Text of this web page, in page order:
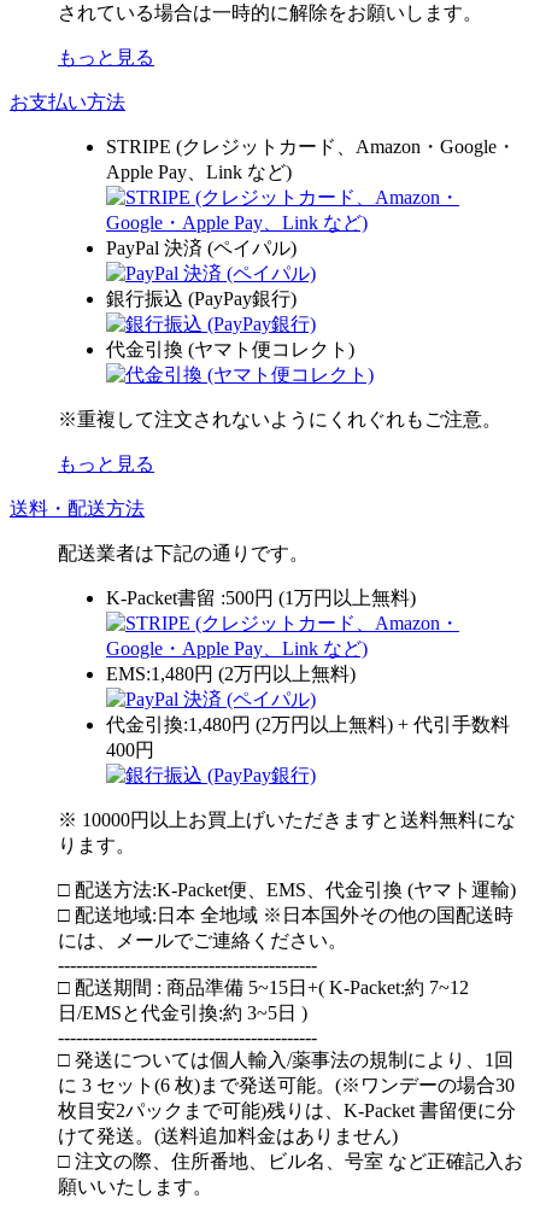
されている場合は一時的に解除をお願いします。
もっと見る
お支払い方法
STRIPE (クレジットカード、Amazon・Google・
Apple Pay、Link など)
PayPal 決済 (ペイパル)
銀行振込 (PayPay銀行)
代金引換 (ヤマト便コレクト)
※重複して注文されないようにくれぐれもご注意。
もっと見る
送料・配送方法
配送業者は下記の通りです。
K-Packet書留 :500円 (1万円以上無料)
EMS:1,480円 (2万円以上無料)
代金引換:1,480円 (2万円以上無料) + 代引手数料
400円
※ 10000円以上お買上げいただきますと送料無料にな
ります。
□ 配送方法:K-Packet便、EMS、代金引換 (ヤマト運輸)
□ 配送地域:日本 全地域 ※日本国外その他の国配送時
には、メールでご連絡ください。
-------------------------------------------
□ 配送期間 : 商品準備 5~15日+( K-Packet:約 7~12
日/EMSと代金引換:約 3~5日 )
-------------------------------------------
□ 発送については個人輸入/薬事法の規制により、1回
に 3 セット(6 枚)まで発送可能。(※ワンデーの場合30
枚目安2パックまで可能)残りは、K-Packet 書留便に分
けて発送。(送料追加料金はありません)
□ 注文の際、住所番地、ビル名、号室 など正確記入お
願いいたします。